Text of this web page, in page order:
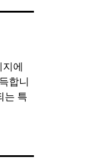
에
합니
는 특